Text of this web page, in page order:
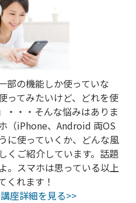
部の機能しか使っていな
ってみたいけど、どれを使
・・・そんな悩みはありま
（iPhone、Android 両OS
に使っていくか、どんな風
くご紹介しています。話題
。スマホは思っている以上
くれます！
座詳細を見る>>